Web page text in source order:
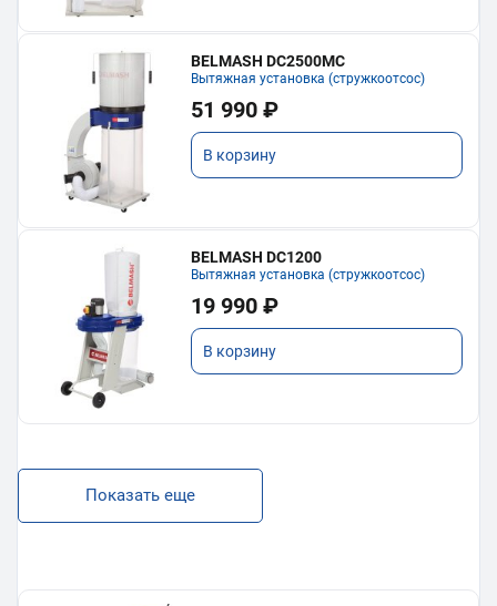
BELMASH DC2500MC
Вытяжная установка (стружкоотсос)
51 990 ₽
В корзину
BELMASH DC1200
Вытяжная установка (стружкоотсос)
19 990 ₽
В корзину
Показать еще